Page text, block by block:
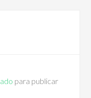
para publicar